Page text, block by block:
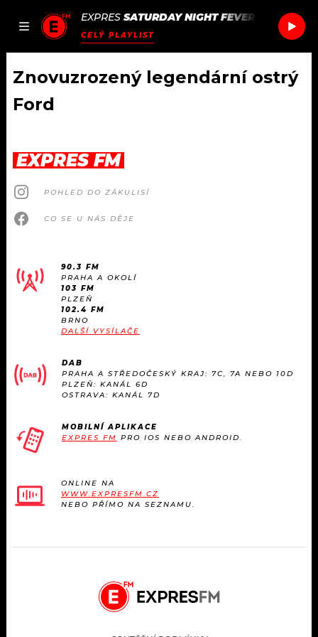
JAK
SEZNAM.CZ
EXPRES SATURDAY NIGHT FEVER
CELÝ PLAYLIST
ČLÁNKY
AKTUÁLNĚ
HUDBA
#NEBUDUDOMA
KALENDÁŘ
TRENDY
MIX
PODCASTY
JAK NALADIT
RÁDIO
APLIKACE
PROGRAM
PLAYLIST
JAK NALADIT
SOUTĚŽE
Znovuzrozený legendární ostrý
Ford
EXPRES FM
POHLED DO ZÁKULISÍ
CO SE U NÁS DĚJE
90.3 FM
PRAHA A OKOLÍ
103 FM
PLZEŇ
102.4 FM
BRNO
DALŠÍ VYSÍLAČE
DAB
PRAHA A STŘEDOČESKÝ KRAJ: 7C, 7A NEBO 10D
PLZEŇ: KANÁL 6D
OSTRAVA: KANÁL 7D
MOBILNÍ APLIKACE
EXPRES FM PRO IOS NEBO ANDROID.
ONLINE NA
WWW.EXPRESFM.CZ
NEBO PŘÍMO NA SEZNAMU.